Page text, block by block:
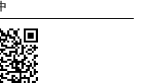
の状態や工事日程をお
。
合は、当日集金）後、